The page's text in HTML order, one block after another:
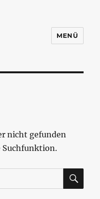
MENÜ
nicht gefunden
Suchfunktion.